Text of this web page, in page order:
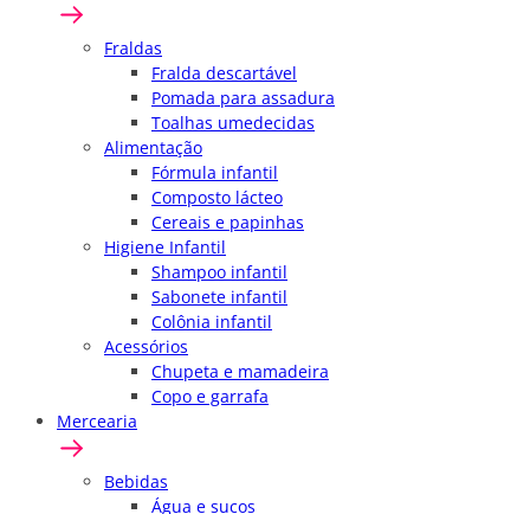
Fraldas
Fralda descartável
Pomada para assadura
Toalhas umedecidas
Alimentação
Fórmula infantil
Composto lácteo
Cereais e papinhas
Higiene Infantil
Shampoo infantil
Sabonete infantil
Colônia infantil
Acessórios
Chupeta e mamadeira
Copo e garrafa
Mercearia
Bebidas
Água e sucos